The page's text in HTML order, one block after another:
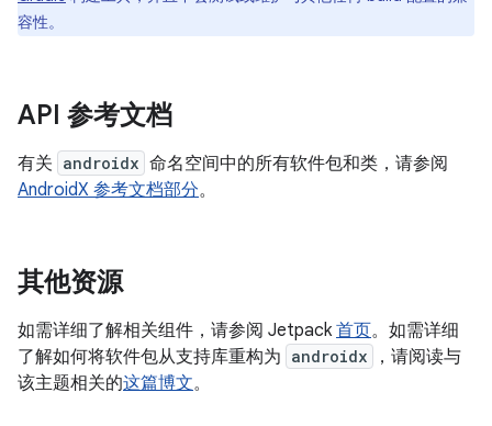
容性。
API 参考文档
有关 androidx 命名空间中的所有软件包和类，请参阅
AndroidX 参考文档部分。
其他资源
如需详细了解相关组件，请参阅 Jetpack 首页。如需详细
了解如何将软件包从支持库重构为 androidx
，请阅读与
该主题相关的这篇博文。